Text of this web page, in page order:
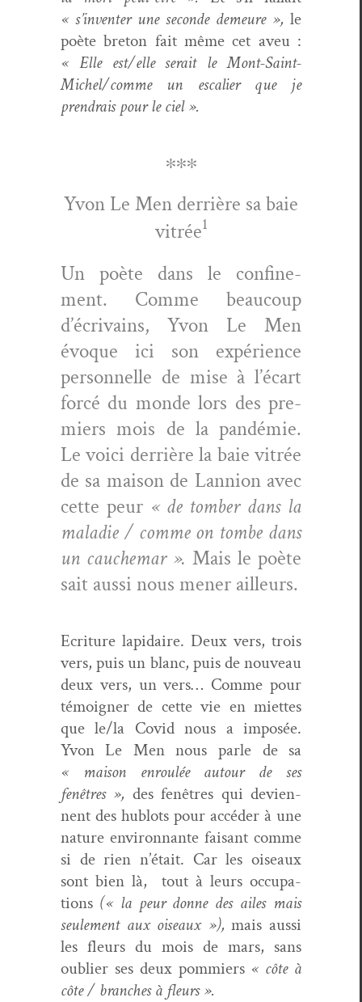
« s’inventer une sec­onde demeure », le
poète bre­ton fait même cet aveu :
« Elle est/elle serait le Mont-Saint-
Michel/­comme un escalier que je
prendrais pour le ciel ».
∗∗∗
Yvon Le Men der­rière sa baie
vit­rée1
Un poète dans le con­fine­
ment. Comme beau­coup
d’écrivains, Yvon Le Men
évoque ici son expéri­ence
per­son­nelle de mise à l’écart
for­cé du monde lors des pre­
miers mois de la pandémie.
Le voici der­rière la baie vit­rée
de sa mai­son de Lan­nion avec
cette peur « de tomber dans la
mal­adie / comme on tombe dans
un cauchemar ».Mais le poète
sait aus­si nous men­er ailleurs.
Ecri­t­ure lap­idaire. Deux vers, trois
vers, puis un blanc, puis de nou­veau
deux vers, un vers… Comme pour
témoign­er de cette vie en miettes
que le/la Covid nous a imposée.
Yvon Le Men nous par­le de sa
« mai­son enroulée autour de ses
fenêtres », des fenêtres qui devi­en­
nent des hublots pour accéder à une
nature envi­ron­nante faisant comme
si de rien n’était. Car les oiseaux
sont bien là,
tout à leurs occu­pa­
tions (« la peur donne des ailes mais
seule­ment aux oiseaux »),mais aus­si
les fleurs du mois de mars, sans
oubli­er ses deux pom­miers « côte à
côte / branch­es à fleurs ».